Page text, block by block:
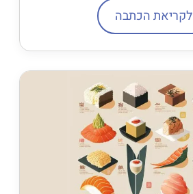
לקריאת הכתבה